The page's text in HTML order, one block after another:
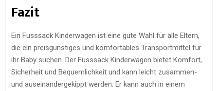
Fazit
Ein Fusssack Kinderwagen ist eine gute Wahl für alle Eltern,
die ein preisgünstiges und komfortables Transportmittel für
ihr Baby suchen. Der Fusssack Kinderwagen bietet Komfort,
Sicherheit und Bequemlichkeit und kann leicht zusammen-
und auseinandergekippt werden. Er kann auch in einem